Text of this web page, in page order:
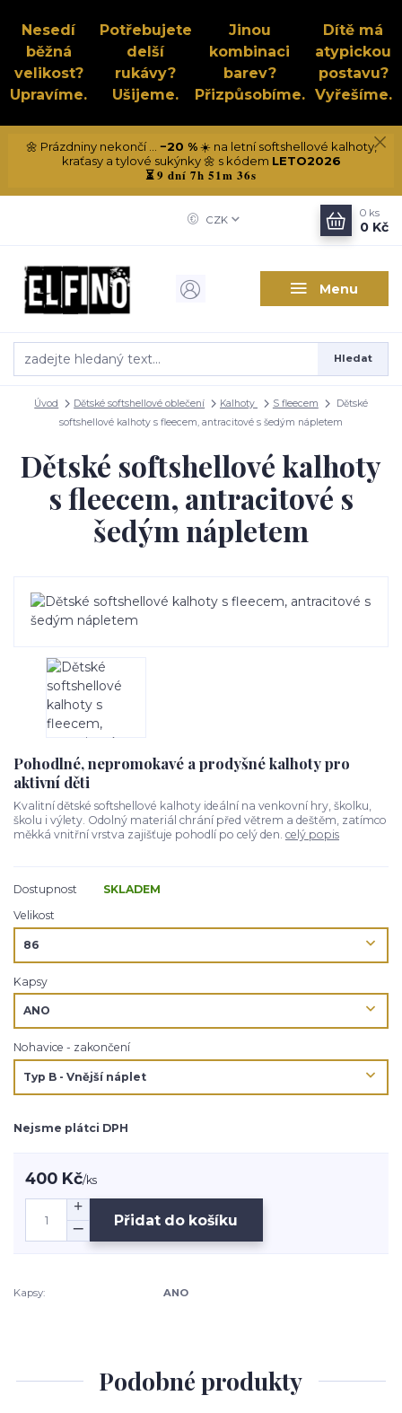
Nesedí
běžná
velikost?
Upravíme.
Potřebujete
delší
rukávy?
Ušijeme.
Jinou
kombinaci
barev?
Přizpůsobíme.
Dítě má
atypickou
postavu?
Vyřešíme.
🌼 Prázdniny nekončí ... −20 %☀️ na letní softshellové kalhoty,
kraťasy a tylové sukýnky 🌼 s kódem LETO2026
⏳9 dní 7h 51m 35s
Menu
CZK
Hledat
0 ks
0 Kč
Úvod Dětské softshellové oblečení Kalhoty S fleecem
Dětské
softshellové kalhoty s fleecem, antracitové s šedým nápletem
Dětské softshellové kalhoty
s fleecem, antracitové s
šedým nápletem
Pohodlné, nepromokavé a prodyšné kalhoty pro
aktivní děti
Kvalitní dětské softshellové kalhoty ideální na venkovní hry, školku,
školu i výlety. Odolný materiál chrání před větrem a deštěm, zatímco
měkká vnitřní vrstva zajišťuje pohodlí po celý den. celý popis
Dostupnost
SKLADEM
Velikost
Kapsy
Nohavice - zakončení
Nejsme plátci DPH
400 Kč/ks
Přidat do košíku
Kapsy: ANO
Podobné produkty